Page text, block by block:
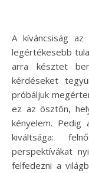
A kíváncsiság az emberi természet egyik legősibb és
legértékesebb
arra késztet
kérdéseket
próbáljuk
ez az ösztön,
kényelem. Pedig
kiváltsága:
perspektívákat
felfedezni a